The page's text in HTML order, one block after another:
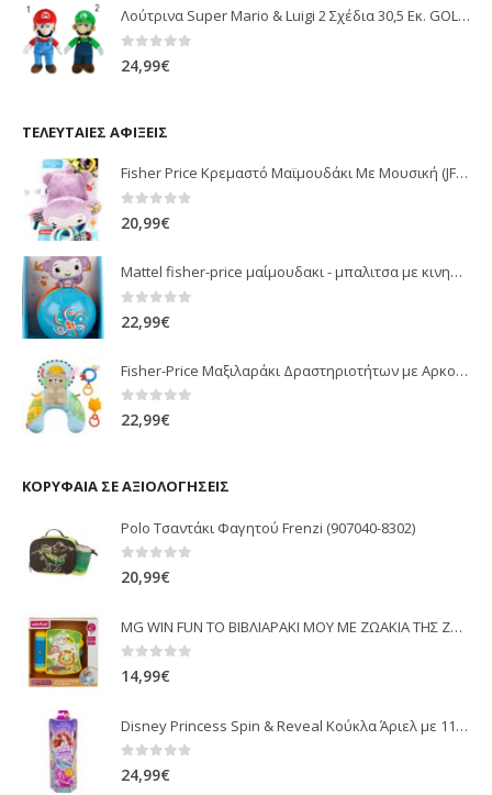
Λούτρινα Super Mario & Luigi 2 Σχέδια 30,5 Εκ. GOL13769
0 out of 5
24,99€
ΤΕΛΕΥΤΑΊΕΣ ΑΦΊΞΕΙΣ
Fisher Price Κρεμαστό Μαϊμουδάκι Με Μουσική (JFF02)
0 out of 5
20,99€
Mattel fisher-price μαίμουδακι - μπαλιτσα με κινηση JLB95
22,99€
Fisher-Price Μαξιλαράκι Δραστηριοτήτων με Αρκουδάκι (JHB44)
0 out of 5
22,99€
ΚΟΡΥΦΑΊΑ ΣΕ ΑΞΙΟΛΟΓΉΣΕΙΣ
Polo Τσαντάκι Φαγητού Frenzi (907040-8302)
0 out of 5
20,99€
MG WIN FUN ΤΟ ΒΙΒΛΙΑΡΑΚΙ ΜΟΥ ΜΕ ΖΩΑΚΙΑ ΤΗΣ ΖΟΥΓΚΆΣ ANIMAL FRIENDS FUN BOOK 403233
0 out of 5
14,99€
Disney Princess Spin & Reveal Κούκλα Άριελ με 11 Εκπλήξεις (HTV88)
0 out of 5
24,99€